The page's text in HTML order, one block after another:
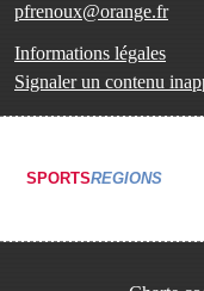
pfrenoux@orange.fr
Informations légales
Signaler un contenu
SPORTSREGIONS